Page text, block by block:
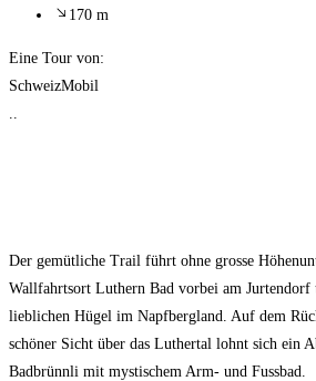
170 m
Eine Tour von:
SchweizMobil
..
Der gemütliche Trail führt ohne grosse
Wallfahrtsort Luthern Bad vorbei am Jurtendorf
lieblichen Hügel im Napfbergland. Auf dem
schöner Sicht über das Luthertal lohnt sich ein
Badbrünnli mit mystischem Arm- und Fussbad.